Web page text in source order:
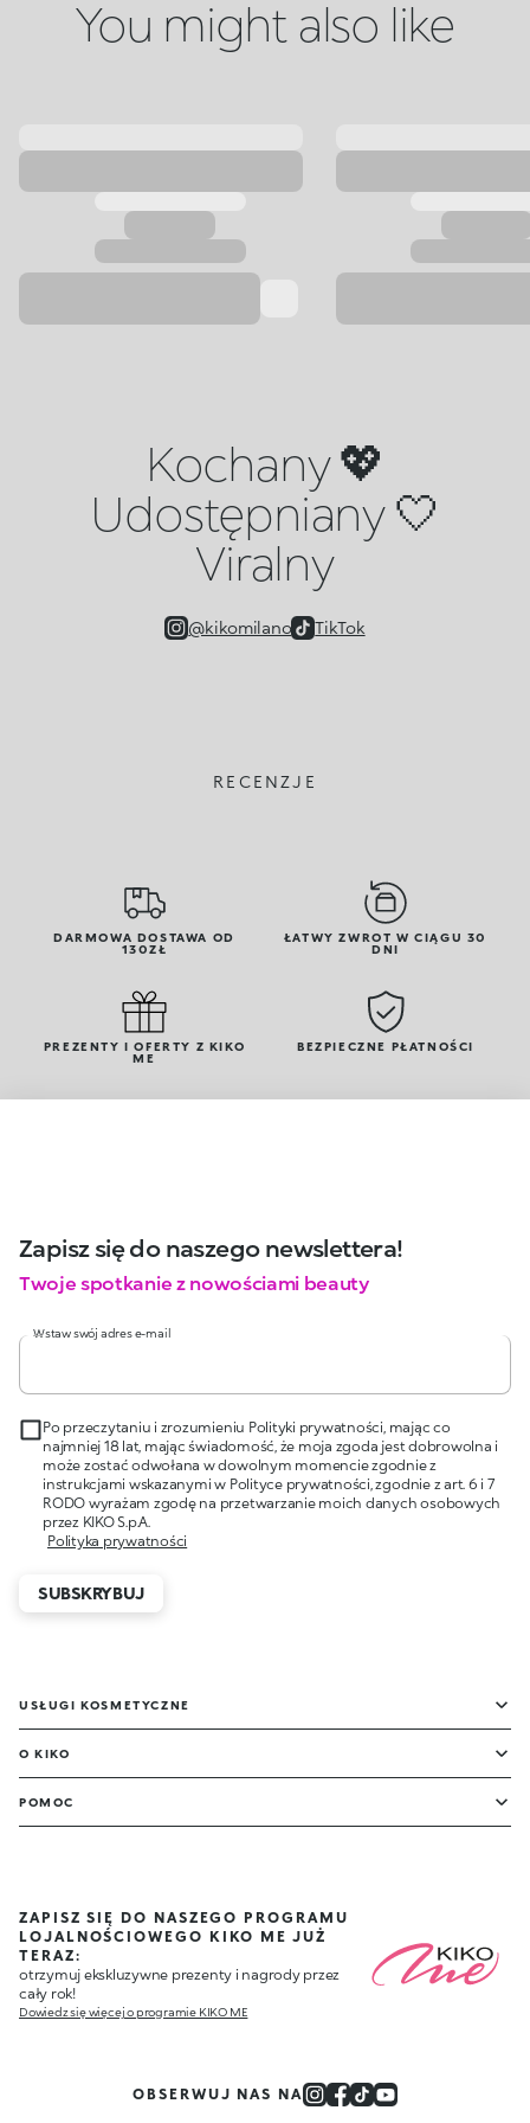
You might also like
Kochany 💖
Udostępniany 🤍
Viralny
@kikomilano TikTok
RECENZJE
DARMOWA DOSTAWA OD
130ZŁ
ŁATWY ZWROT W CIĄGU 30
DNI
PREZENTY I OFERTY Z KIKO
ME
BEZPIECZNE PŁATNOŚCI
Zapisz się do naszego newslettera!
Twoje spotkanie z nowościami beauty
Wstaw swój adres e-mail
Po przeczytaniu i zrozumieniu Polityki prywatności, mając co
najmniej 18 lat, mając świadomość, że moja zgoda jest dobrowolna i
może zostać odwołana w dowolnym momencie zgodnie z
instrukcjami wskazanymi w Polityce prywatności, zgodnie z art. 6 i 7
RODO wyrażam zgodę na przetwarzanie moich danych osobowych
przez KIKO S.p.A.
Polityka prywatności
SUBSKRYBUJ
USŁUGI KOSMETYCZNE
O KIKO
POMOC
ZAPISZ SIĘ DO NASZEGO PROGRAMU
LOJALNOŚCIOWEGO KIKO ME JUŻ
TERAZ:
otrzymuj ekskluzywne prezenty i nagrody przez
cały rok!
Dowiedz się więcej o programie KIKO ME
OBSERWUJ NAS NA